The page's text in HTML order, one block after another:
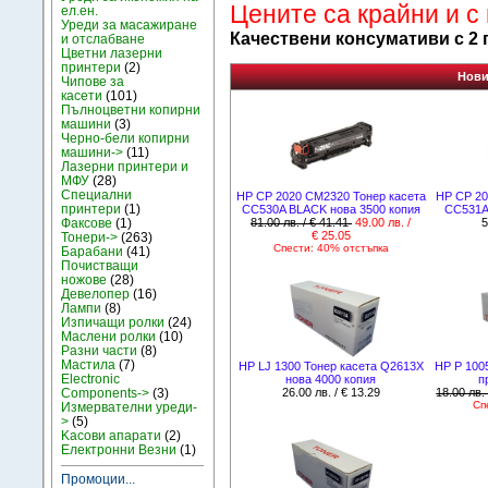
ел.ен.
Уреди за масажиране
и отслабване
Цветни лазерни
принтери (2)
Чипове за
касети (101)
Пълноцветни копирни
машини (3)
Черно-бели копирни
машини-> (11)
Лазерни принтери и
МФУ (28)
Специални
принтери (1)
Факсове (1)
Тонери-> (263)
Барабани (41)
Почистващи
ножове (28)
Девелопер (16)
Лампи (8)
Изпичащи ролки (24)
Маслени ролки (10)
Разни части (8)
Мастила (7)
Electronic
Components-> (3)
Измервателни уреди-
> (5)
Kасови апарати (2)
Електронни Везни (1)
Промоции...
Цените са крайни и
Качествени консумативи с 2
HP CP 2020 CM2320 Тонер касета
CC530A BLACK нова 3500 копия
81.00 лв. / € 41.41 49.00 лв. /
€ 25.05
Спести: 40% отстъпка
HP CP
HP LJ 1300 Тонер касета Q2613X
нова 4000 копия
26.00 лв. / € 13.29
HP P
18.00